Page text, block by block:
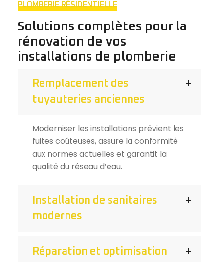
PLOMBERIE RÉSIDENTIELLE
Solutions complètes pour la
rénovation de vos
installations de plomberie
Remplacement des
tuyauteries anciennes
Moderniser les installations prévient les
fuites coûteuses, assure la conformité
aux normes actuelles et garantit la
qualité du réseau d’eau.
Installation de sanitaires
modernes
Réparation et optimisation